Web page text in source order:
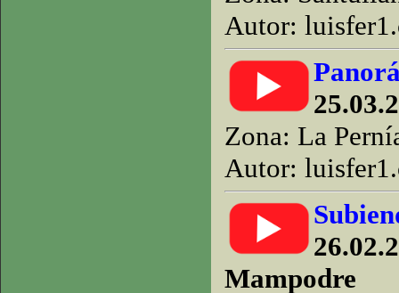
Autor:
Zona: La
Autor:
Mampodre